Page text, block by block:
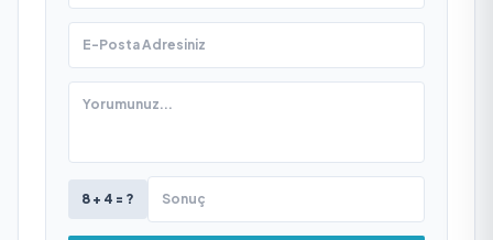
8 + 4 = ?